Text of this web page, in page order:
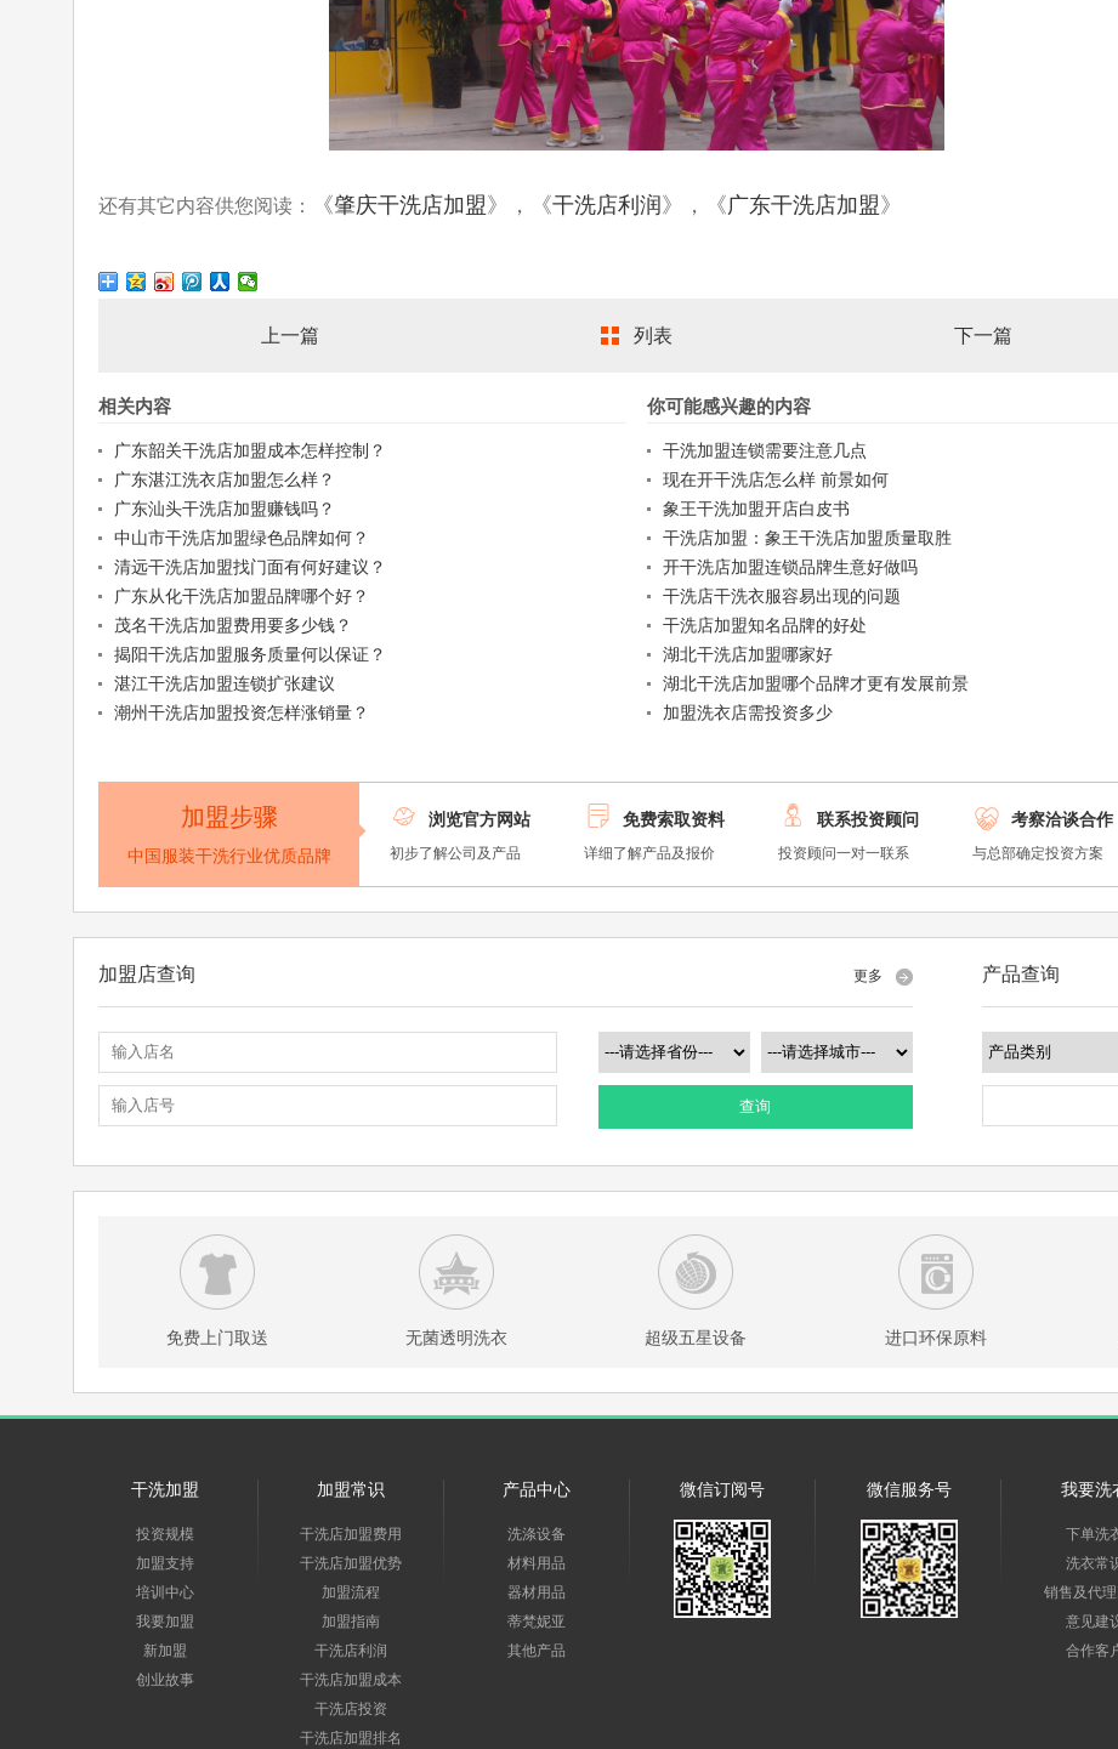
还有其它内容供您阅读： 《肇庆干洗店加盟 》，《干洗店利润 》，《 广东干洗店加盟 》
上一篇 列表 下一篇
相关内容
广东韶关干洗店加盟成本怎样控制？
广东湛江洗衣店加盟怎么样？
广东汕头干洗店加盟赚钱吗？
中山市干洗店加盟绿色品牌如何？
清远干洗店加盟找门面有何好建议？
广东从化干洗店加盟品牌哪个好？
茂名干洗店加盟费用要多少钱？
揭阳干洗店加盟服务质量何以保证？
湛江干洗店加盟连锁扩张建议
潮州干洗店加盟投资怎样涨销量？
你可能感兴趣的内容
干洗加盟连锁需要注意几点
现在开干洗店怎么样 前景如何
象王干洗加盟开店白皮书
干洗店加盟：象王干洗店加盟质量取胜
开干洗店加盟连锁品牌生意好做吗
干洗店干洗衣服容易出现的问题
干洗店加盟知名品牌的好处
湖北干洗店加盟哪家好
湖北干洗店加盟哪个品牌才更有发展前景
加盟洗衣店需投资多少
加盟步骤
中国服装干洗行业优质品牌
 浏览官方网站
初步了解公司及产品
 免费索取资料
详细了解产品及报价
 联系投资顾问
投资顾问一对一联系
 考察洽谈合作
与总部确定投资方案
加盟店查询 更多
查询
产品查询
免费上门取送 无菌透明洗衣 超级五星设备 进口环保原料
干洗加盟
投资规模
加盟支持
培训中心
我要加盟
新加盟
创业故事
加盟常识
干洗店加盟费用
干洗店加盟优势
加盟流程
加盟指南
干洗店利润
干洗店加盟成本
干洗店投资
干洗店加盟排名
产品中心
洗涤设备
材料用品
器材用品
蒂梵妮亚
其他产品
微信订阅号 微信服务号 我要洗
下单洗
洗衣常
销售及代
意见建
合作客